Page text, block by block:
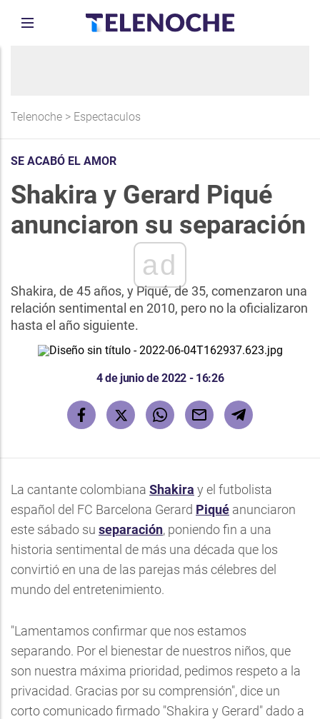
Telenoche > Espectaculos
SE ACABÓ EL AMOR
Shakira y Gerard Piqué
anunciaron su separación
ad
Shakira, de 45 años, y Piqué, de 35, comenzaron una
relación sentimental en 2010, pero no la oficializaron
hasta el año siguiente.
4 de junio de 2022 - 16:26
La cantante colombiana Shakira y el futbolista
español del FC Barcelona Gerard Piqué anunciaron
este sábado su separación, poniendo fin a una
historia sentimental de más una década que los
convirtió en una de las parejas más célebres del
mundo del entretenimiento.
"Lamentamos confirmar que nos estamos
separando. Por el bienestar de nuestros niños, que
son nuestra máxima prioridad, pedimos respeto a la
privacidad. Gracias por su comprensión", dice un
corto comunicado firmado "Shakira y Gerard" dado a